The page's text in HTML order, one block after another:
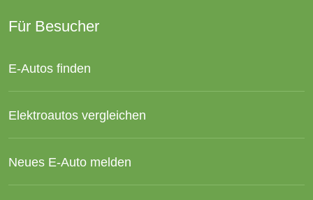
Für Besucher
E-Autos finden
Elektroautos vergleichen
Neues E-Auto melden